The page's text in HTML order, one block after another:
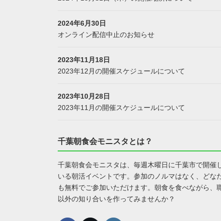
2024年6月30日
オンライン配信中止のお知らせ
2023年11月18日
2023年12月の開催スケジュールについて
2023年10月28日
2023年11月の開催スケジュールについて
千葉朝食会モニスタとは？
千葉朝食会モニスタは、毎週木曜日に千葉市で開催
いる朝活イベントです。参加のノルマはなく、どな
も無料でご参加いただけます。朝食を食べながら、
以外の知り合いを作ってみませんか？